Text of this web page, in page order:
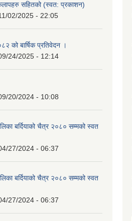
सहितको (स्वत: प्रकाशन)
02/2025 - 22:05
को बार्षिक प्रतिवेदन ।
24/2025 - 12:14
20/2024 - 10:08
बर्दियाको चैत्र २०८० सम्मको स्वत
27/2024 - 06:37
बर्दियाको चैत्र २०८० सम्मको स्वत
27/2024 - 06:37